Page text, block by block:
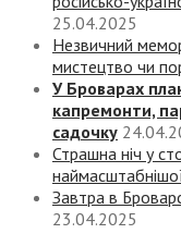
25.04.2025
Незвичний
мистецтво чи
У Броварах
капремонти,
садочку
Страшна ніч у
Завтра в
23.04.2025